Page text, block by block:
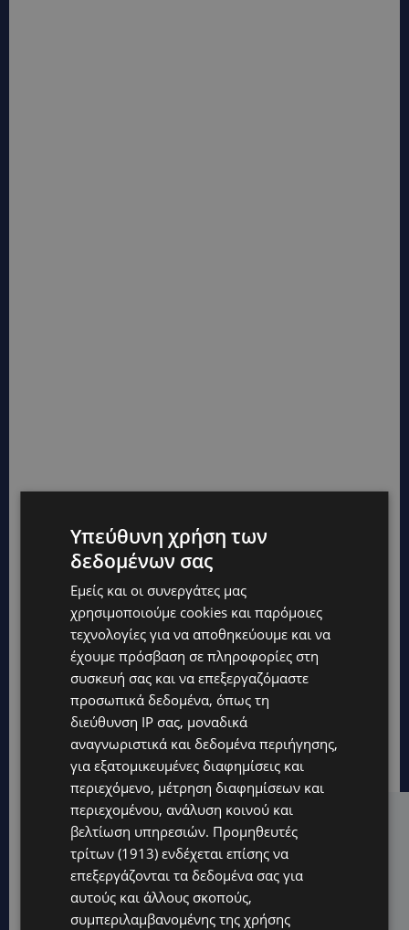
Hot this week
UPDATES
ΚΙΤΡΙΝΗ ΠΡΟΕΙΔΟΠΟΙΗΣΗ: Έτοιμοι για παραλία –
Στους 40°C και σήμερα η Κύπρος-Πότε θα τεθεί σε
ισχύ
Υπεύθυνη χρήση των
δεδομένων σας
Εμείς και οι συνεργάτες μας
χρησιμοποιούμε cookies και παρόμοιες
τεχνολογίες για να αποθηκεύουμε και να
έχουμε πρόσβαση σε πληροφορίες στη
συσκευή σας και να επεξεργαζόμαστε
προσωπικά δεδομένα, όπως τη
διεύθυνση IP σας, μοναδικά
αναγνωριστικά και δεδομένα περιήγησης,
για εξατομικευμένες διαφημίσεις και
περιεχόμενο, μέτρηση διαφημίσεων και
περιεχομένου, ανάλυση κοινού και
βελτίωση υπηρεσιών. Προμηθευτές
τρίτων (1913) ενδέχεται επίσης να
επεξεργάζονται τα δεδομένα σας για
αυτούς και άλλους σκοπούς,
συμπεριλαμβανομένης της χρήσης